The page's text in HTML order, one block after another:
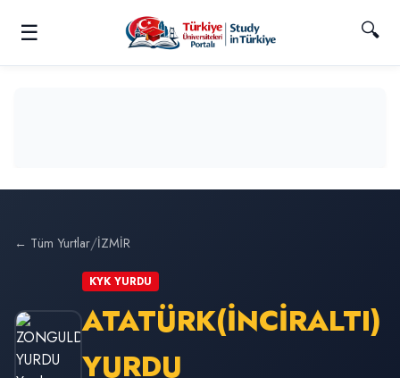
☰ 🔍
← Tüm Yurtlar/İZMİR
KYK YURDU
ATATÜRK(İNCİRALTI)
YURDU